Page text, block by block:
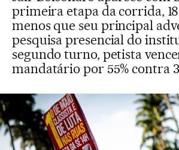
primeira etapa da corrida,
menos que seu principal
pesquisa presencial do
segundo turno, petista
mandatário por 55% contra